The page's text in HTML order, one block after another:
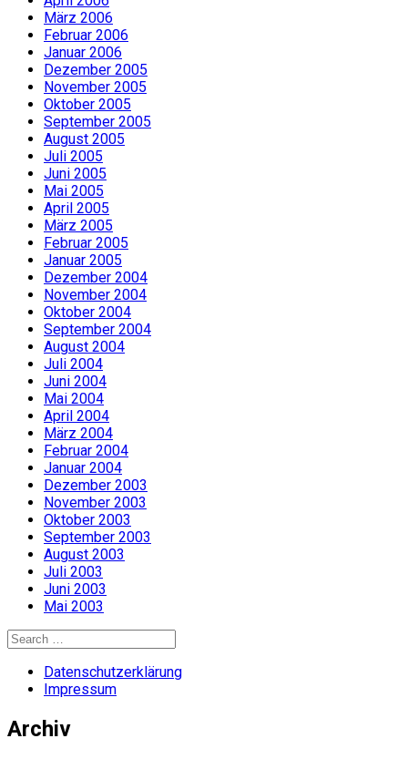
März 2006
Februar 2006
Januar 2006
Dezember 2005
November 2005
Oktober 2005
September 2005
August 2005
Juli 2005
Juni 2005
Mai 2005
April 2005
März 2005
Februar 2005
Januar 2005
Dezember 2004
November 2004
Oktober 2004
September 2004
August 2004
Juli 2004
Juni 2004
Mai 2004
April 2004
März 2004
Februar 2004
Januar 2004
Dezember 2003
November 2003
Oktober 2003
September 2003
August 2003
Juli 2003
Juni 2003
Mai 2003
Search
Datenschutzerklärung
Impressum
Archiv